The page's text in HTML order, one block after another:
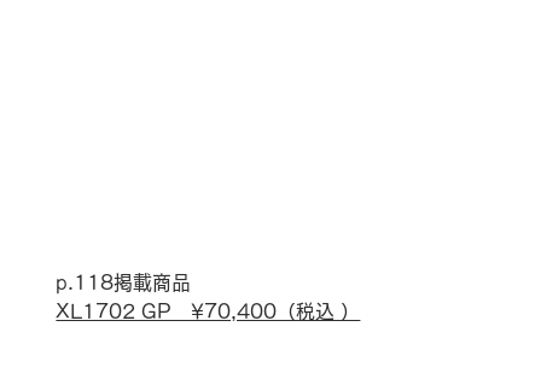
p.118掲載商品
XL1702 GP　¥70,400（税込 ）